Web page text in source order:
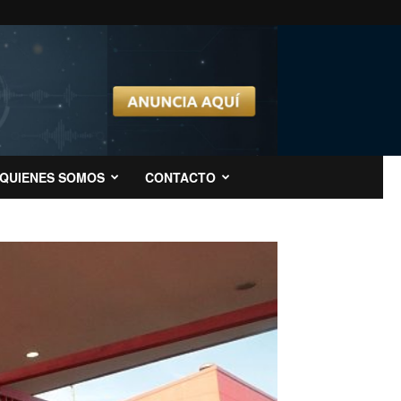
QUIENES SOMOS CONTACTO